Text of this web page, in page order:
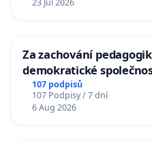
23 Jul 2026
Za zachování
demokratické
107 podpisů
107 Podpisy / 7 dní
6 Aug 2026